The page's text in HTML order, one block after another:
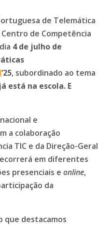
de Telemática
de Competência
4 de julho de
’25, subordinado ao tema
está na escola. E
e
a colaboração
TIC e da Direção-Geral
em diferentes
presenciais e online,
da
que destacamos